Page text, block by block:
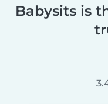
Babysits is